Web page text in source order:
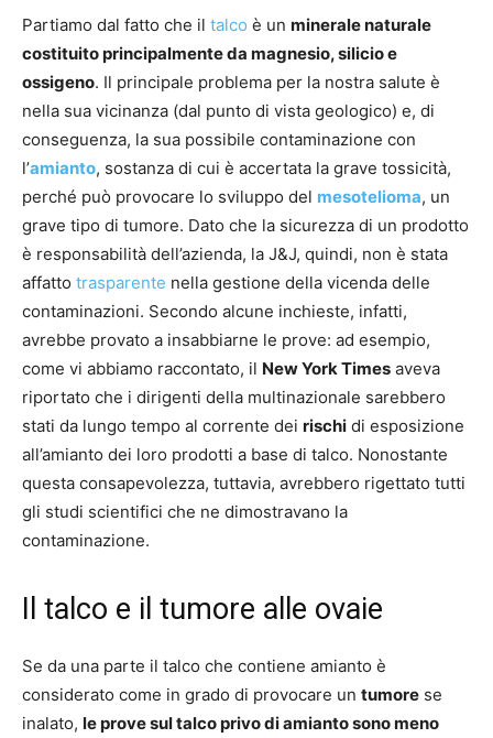
Partiamo dal fatto che il talco è un minerale naturale
costituito principalmente da magnesio, silicio e
ossigeno. Il principale problema per la nostra salute è
nella sua vicinanza (dal punto di vista geologico) e, di
conseguenza, la sua possibile contaminazione con
l’amianto, sostanza di cui è accertata la grave tossicità,
perché può provocare lo sviluppo del mesotelioma, un
grave tipo di tumore. Dato che la sicurezza di un prodotto
è responsabilità dell’azienda, la J&J, quindi, non è stata
affatto trasparente nella gestione della vicenda delle
contaminazioni. Secondo alcune inchieste, infatti,
avrebbe provato a insabbiarne le prove: ad esempio,
come vi abbiamo raccontato, il New York Times aveva
riportato che i dirigenti della multinazionale sarebbero
stati da lungo tempo al corrente dei rischi di esposizione
all’amianto dei loro prodotti a base di talco. Nonostante
questa consapevolezza, tuttavia, avrebbero rigettato tutti
gli studi scientifici che ne dimostravano la
contaminazione.
Il talco e il tumore alle ovaie
Se da una parte il talco che contiene amianto è
considerato come in grado di provocare un tumore se
inalato, le prove sul talco privo di amianto sono meno